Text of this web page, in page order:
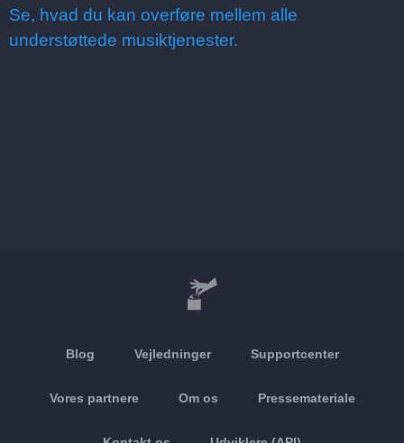
Se, hvad du kan overføre mellem alle
understøttede musiktjenester.
Blog Vejledninger Supportcenter
Vores partnere Om os Pressemateriale